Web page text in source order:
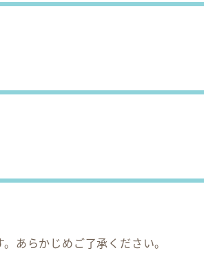
あらかじめご了承ください。